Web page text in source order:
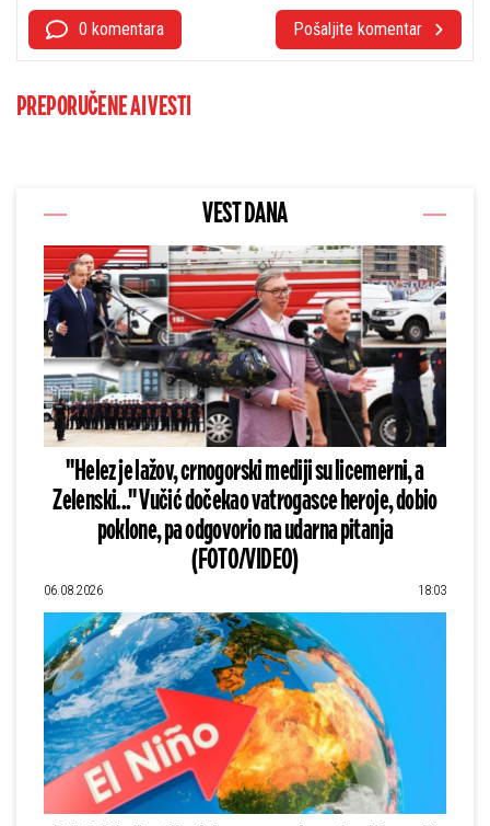
0 komentara Pošaljite komentar
PREPORUČENE AI VESTI
VEST DANA
"Helez je lažov, crnogorski mediji su licemerni, a
Zelenski..." Vučić dočekao vatrogasce heroje, dobio
poklone, pa odgovorio na udarna pitanja
(FOTO/VIDEO)
06.08.2026 18:03